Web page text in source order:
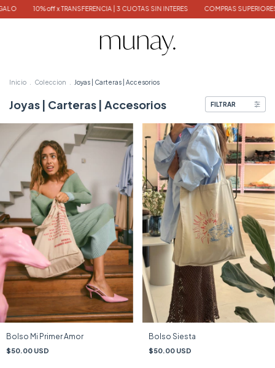
off x TRANSFERENCIA | 3 CUOTAS SIN INTERES COMPRAS SUPERIORES $300.000
Inicio Coleccion Joyas | Carteras | Accesorios
Joyas | Carteras | Accesorios FILTRAR
Bolso Mi Primer Amor
$50.00 USD
Bolso Siesta
$50.00 USD